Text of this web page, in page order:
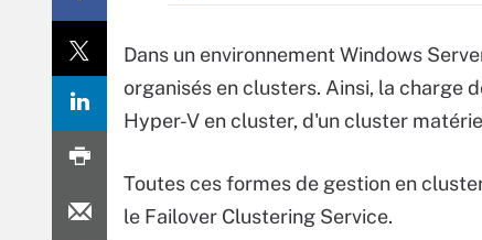
Dans un environnement Windows
organisés en clusters. Ainsi, la charge
Hyper-V en cluster, d'un cluster
Toutes ces formes de gestion en
le Failover Clustering Service.